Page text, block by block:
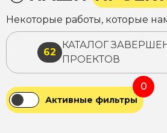
Некоторые работы, которые
62
КАТАЛОГ
ПРОЕКТОВ
Активные фильтры
0